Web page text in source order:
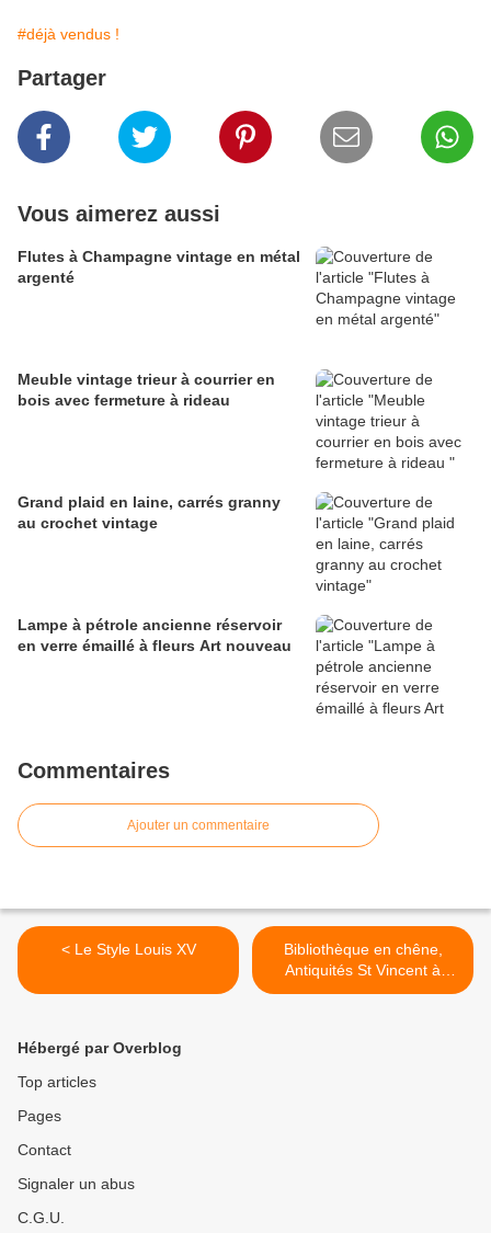
#déjà vendus !
Partager
Vous aimerez aussi
Flutes à Champagne vintage en métal
argenté
Meuble vintage trieur à courrier en
bois avec fermeture à rideau
Grand plaid en laine, carrés granny
au crochet vintage
Lampe à pétrole ancienne réservoir
en verre émaillé à fleurs Art nouveau
Commentaires
Ajouter un commentaire
< Le Style Louis XV
Bibliothèque en chêne,
Antiquités St Vincent à
Nevers (58000) >
Hébergé par Overblog
Top articles
Pages
Contact
Signaler un abus
C.G.U.